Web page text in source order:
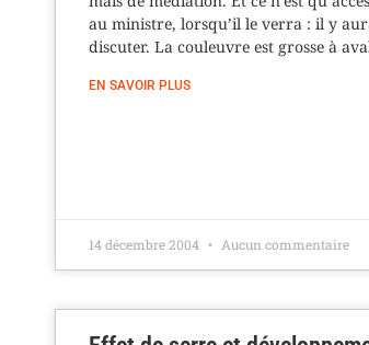
au ministre, lorsqu’il le verra : il y
discuter. La couleuvre est grosse à
EN SAVOIR PLUS
14 décembre 2004 Aucun commentaire